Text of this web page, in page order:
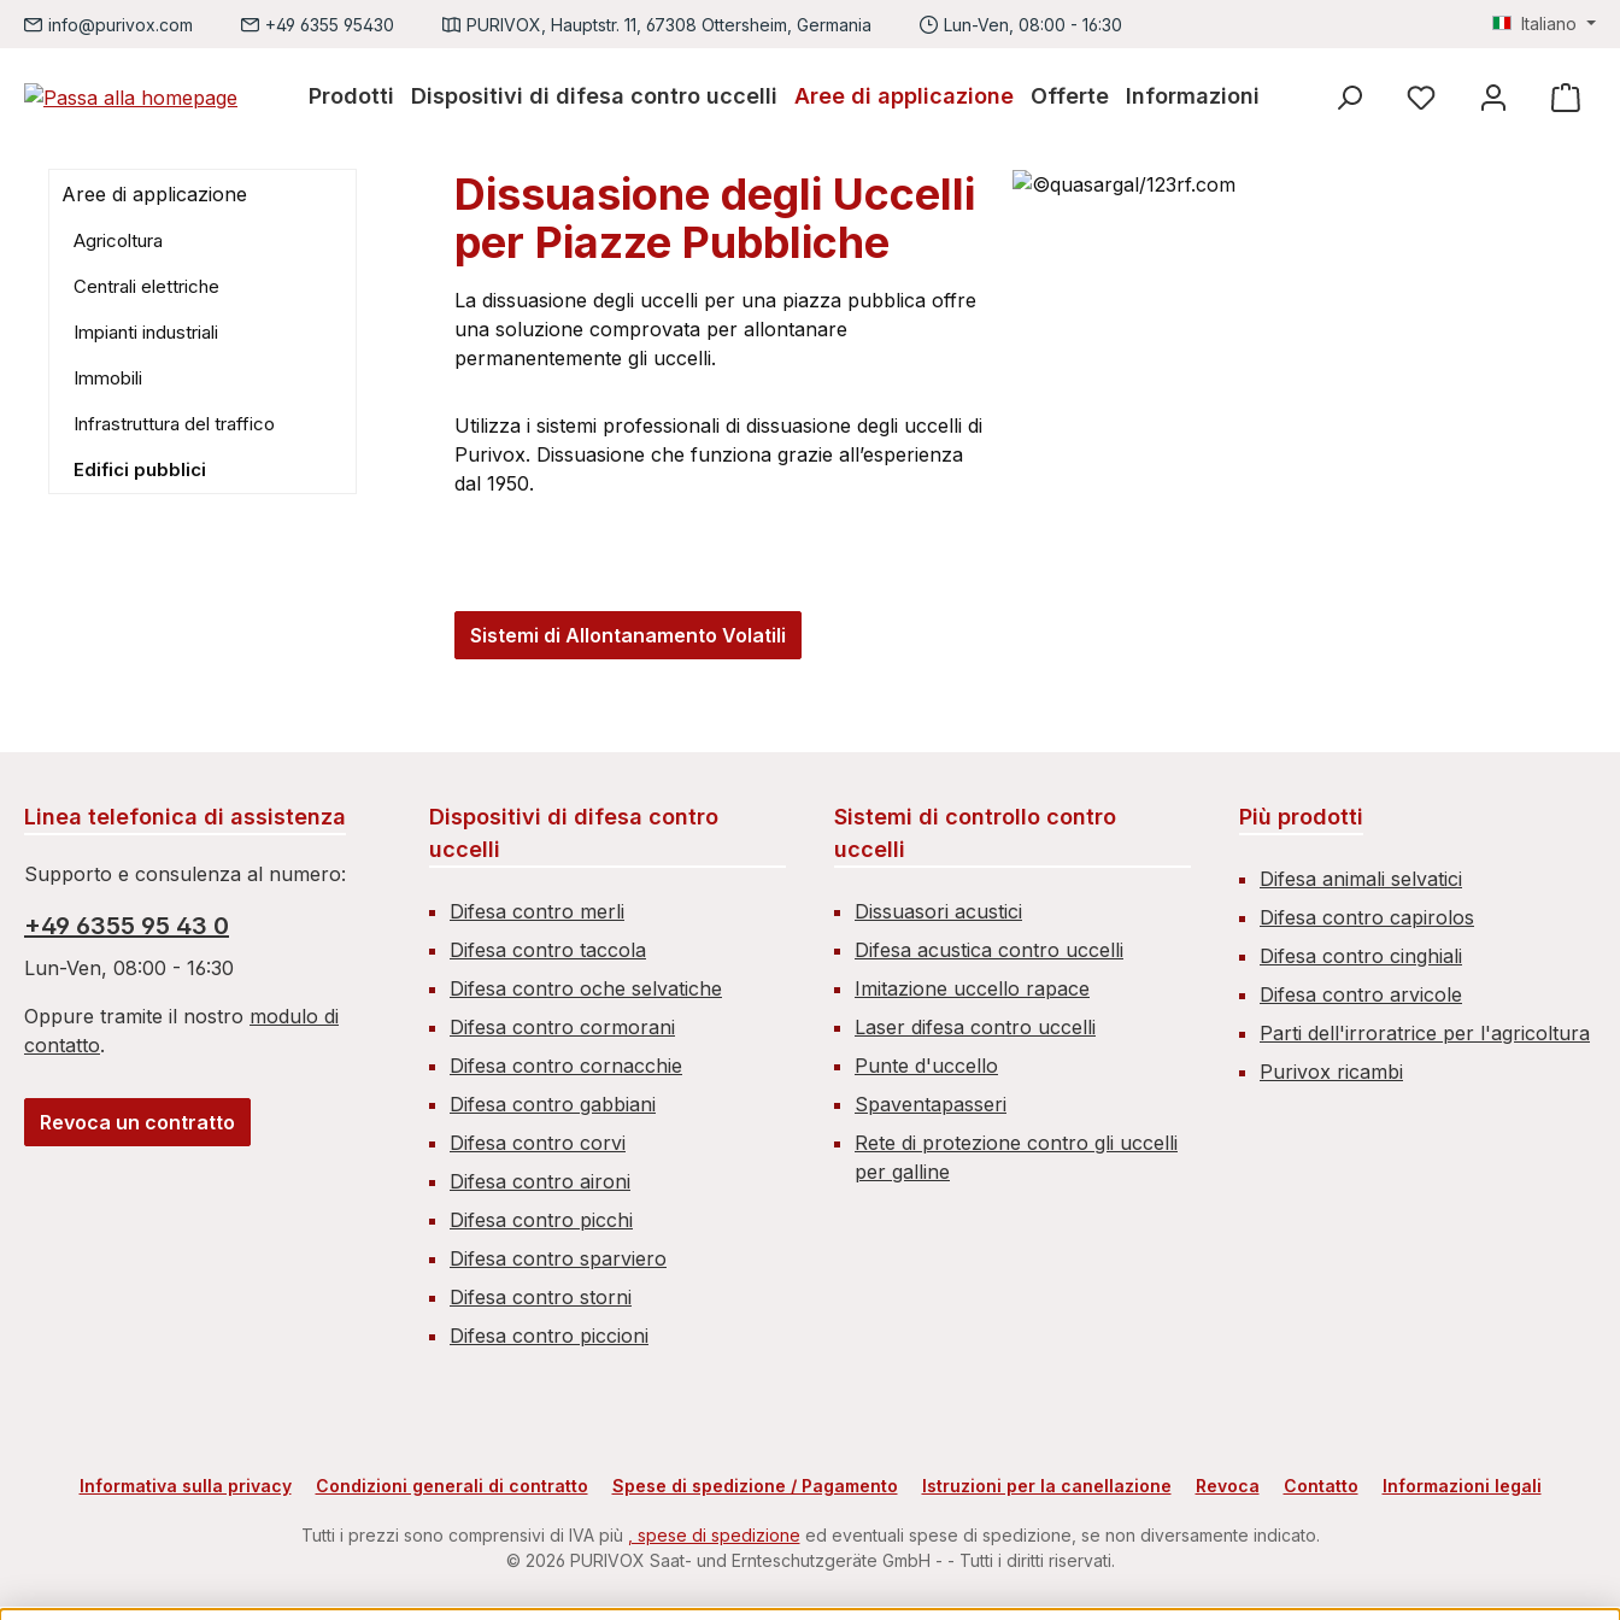
al contenuto principale
Salta alla ricerca
Passa alla navigazione principale
info@purivox.com +49 6355 95430 PURIVOX, Hauptstr. 11, 67308 Ottersheim, Germania Lun-Ven, 08:00 - 16:30 Italiano
Prodotti Dispositivi di difesa contro uccelli Aree di applicazione Offerte Informazioni Hai 0 articoli nella lista
Aree di applicazione
Agricoltura
Centrali elettriche
Impianti industriali
Immobili
Infrastruttura del traffico
Edifici pubblici
Dissuasione degli Uccelli
per Piazze Pubbliche
La dissuasione degli uccelli per una piazza pubblica offre
una soluzione comprovata per allontanare
permanentemente gli uccelli.
Utilizza i sistemi professionali di dissuasione degli uccelli di
Purivox. Dissuasione che funziona grazie all’esperienza
dal 1950.
Sistemi di Allontanamento Volatili
Linea telefonica di assistenza
Supporto e consulenza al numero:
+49 6355 95 43 0
Lun-Ven, 08:00 - 16:30
Oppure tramite il nostro modulo di
contatto.
Revoca un contratto
Dispositivi di difesa contro
uccelli
Difesa contro merli
Difesa contro taccola
Difesa contro oche selvatiche
Difesa contro cormorani
Difesa contro cornacchie
Difesa contro gabbiani
Difesa contro corvi
Difesa contro aironi
Difesa contro picchi
Difesa contro sparviero
Difesa contro storni
Difesa contro piccioni
Sistemi di controllo contro
uccelli
Dissuasori acustici
Difesa acustica contro uccelli
Imitazione uccello rapace
Laser difesa contro uccelli
Punte d'uccello
Spaventapasseri
Rete di protezione contro gli uccelli
per galline
Più prodotti
Difesa animali selvatici
Difesa contro capirolos
Difesa contro cinghiali
Difesa contro arvicole
Parti dell'irroratrice per l'agricoltura
Purivox ricambi
Informativa sulla privacy Condizioni generali di contratto Spese di spedizione / Pagamento Istruzioni per la canellazione Revoca Contatto Informazioni legali
Tutti i prezzi sono comprensivi di IVA più , spese di spedizione ed eventuali spese di spedizione, se non diversamente indicato.
© 2026 PURIVOX Saat- und Ernteschutzgeräte GmbH - - Tutti i diritti riservati.